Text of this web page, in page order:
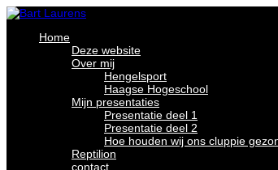
Home
Deze website
Over mij
Hengelsport
Haagse Hogeschool
Mijn presentaties
Presentatie deel 1
Presentatie deel 2
Hoe houden wij ons cluppie
Reptilion
contact